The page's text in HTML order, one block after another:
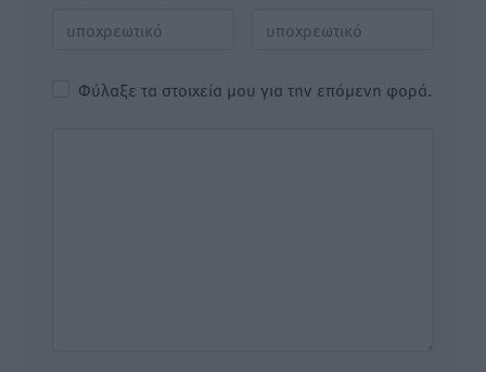
Φύλαξε τα στοιχεία μου για την επόμενη φορά.